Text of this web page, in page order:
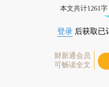
本文共计1261
登录 后获取已
财新通会员
可畅读全文